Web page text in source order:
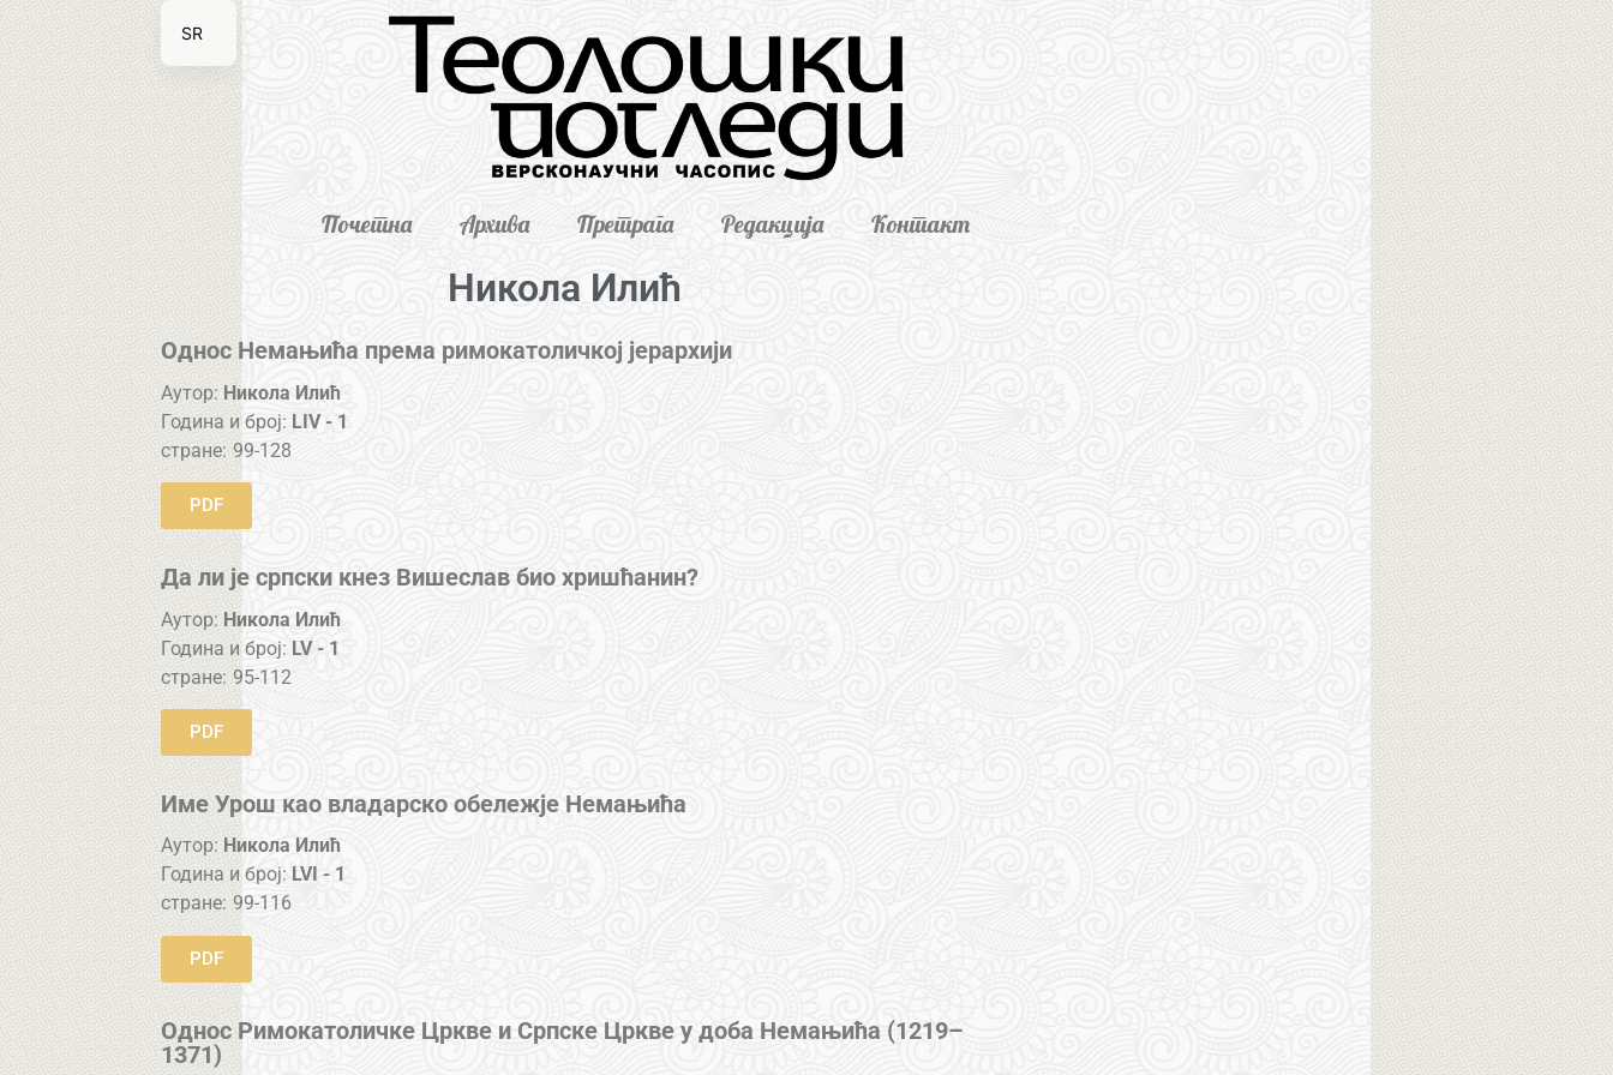
Почетна Архива Претрага Редакција Контакт
Никола Илић
Однос Немањића према римокатоличкој јерархији
Аутор: Никола Илић
Година и број: LIV - 1
стране: 99-128
PDF
Да ли је српски кнез Вишеслав био хришћанин?
Аутор: Никола Илић
Година и број: LV - 1
стране: 95-112
PDF
Име Урош као владарско обележје Немањића
Аутор: Никола Илић
Година и број: LVI - 1
стране: 99-116
PDF
Однос Римокатоличке Цркве и Српске Цркве у доба Немањића (1219–
1371)
SR
EN